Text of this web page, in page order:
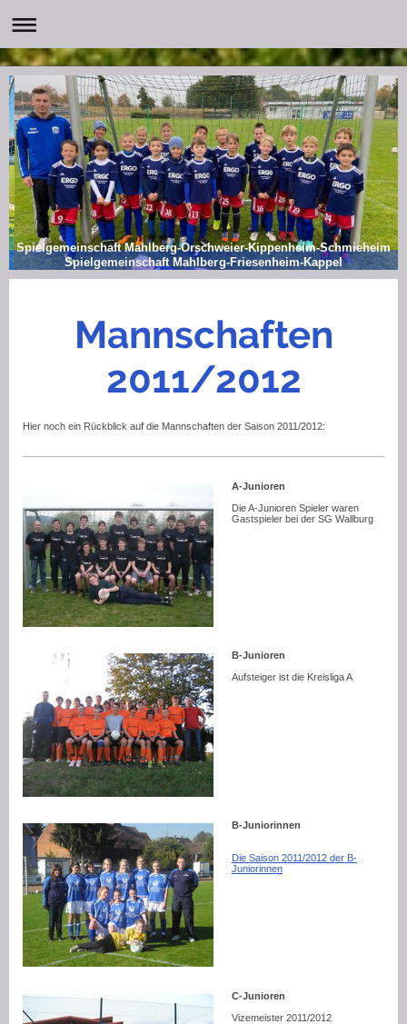
Spielgemeinschaft Mahlberg-Orschweier-Kippenheim-Schmieheim
Spielgemeinschaft Mahlberg-Friesenheim-Kappel
Mannschaften
2011/2012
Hier noch ein Rückblick auf die Mannschaften der Saison 2011/2012:
A-Junioren
Die A-Junioren Spieler waren
Gastspieler bei der SG Wallburg
B-Junioren
Aufsteiger ist die Kreisliga A
B-Juniorinnen
Die Saison 2011/2012 der B-
Juniorinnen
C-Junioren
Vizemeister 2011/2012